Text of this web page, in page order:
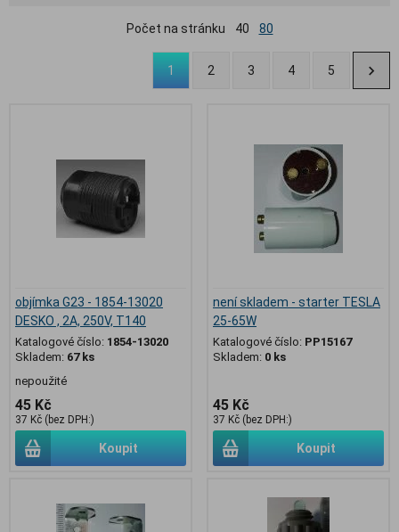
Počet na stránku 40 80
1 2 3 4 5
objímka G23 - 1854-13020
DESKO , 2A, 250V, T140
Katalogové číslo: 1854-13020
Skladem: 67 ks
nepoužité
45 Kč
37 Kč (bez DPH:)
Koupit
není skladem - starter TESLA
25-65W
Katalogové číslo: PP15167
Skladem: 0 ks
45 Kč
37 Kč (bez DPH:)
Koupit